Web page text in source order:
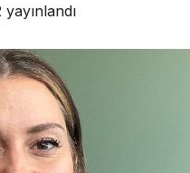
yayınlandı